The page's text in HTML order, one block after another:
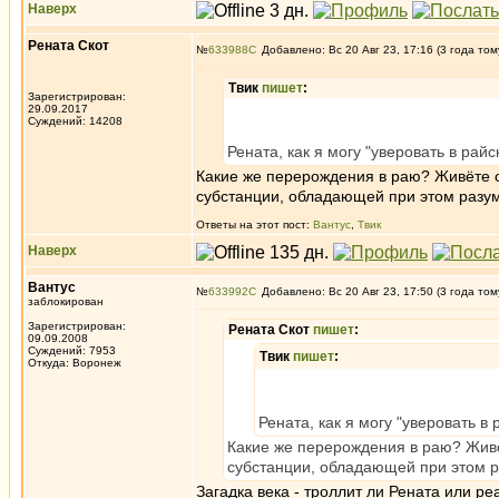
Наверх
Рената Скот
Зарегистрирован:
29.09.2017
Суждений: 14208
№633988 Добавлено: Вс 20 Авг 23, 17:16 (3 года
Твик пишет:
Рената, как я могу "уверовать в
Какие же перерождения в раю? Живёте
субстанции, обладающей при этом
Ответы на этот пост: Вантус Твик
Наверх
Вантус
заблокирован
Зарегистрирован:
09.09.2008
Суждений: 7953
Откуда: Воронеж
№633992 Добавлено: Вс 20 Авг 23, 17:50 (3 года
Рената Скот пишет:
Твик пишет:
Рената, как я могу "уверовать
Какие же перерождения в раю?
субстанции, обладающей при этом
Загадка века - троллит ли Рената или